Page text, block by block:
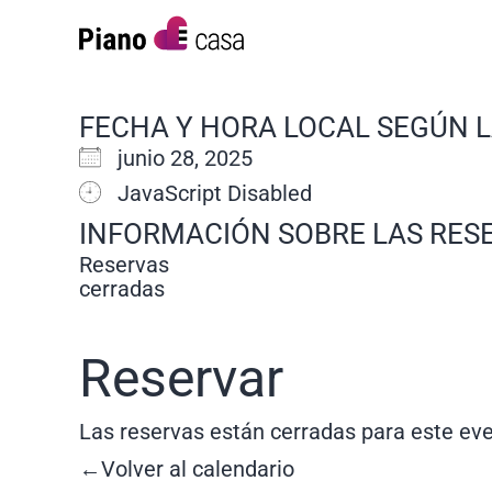
FECHA Y HORA LOCAL SEGÚN
junio 28, 2025
JavaScript Disabled
INFORMACIÓN SOBRE LAS
Reservas
cerradas
Reservar
Las reservas están cerradas para este
←Volver al calendario